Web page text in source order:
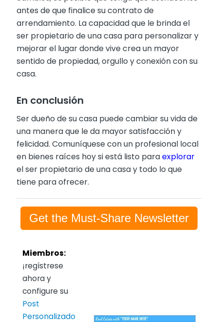
antes de que finalice su contrato de
arrendamiento. La capacidad que le brinda el
ser propietario de una casa para personalizar y
mejorar el lugar donde vive crea un mayor
sentido de propiedad, orgullo y conexión con su
casa.
En conclusión
Ser dueño de su casa puede cambiar su vida de
una manera que le da mayor satisfacción y
felicidad. Comuníquese con un profesional local
en bienes raíces hoy si está listo paraexplorar
el ser propietario de una casa y todo lo que
tiene para ofrecer.
Get the Must-Share Newsletter
Miembros:
¡regístrese
ahora y
configure su
Post
Personalizado